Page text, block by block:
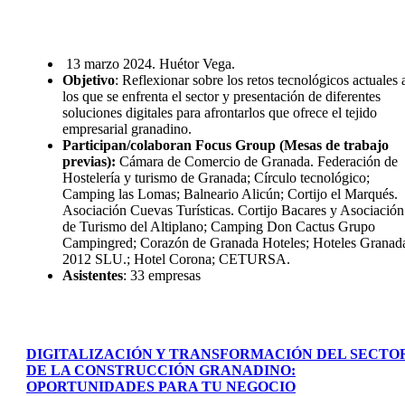
13 marzo 2024. Huétor Vega.
Objetivo: Reflexionar sobre los retos tecnológicos actuales
los que se enfrenta el sector y presentación de diferentes
soluciones digitales para afrontarlos que ofrece el tejido
empresarial granadino.
Participan/colaboran Focus Group (Mesas de trabajo
previas): Cámara de Comercio de Granada. Federación de
Hostelería y turismo de Granada; Círculo tecnológico;
Camping las Lomas; Balneario Alicún; Cortijo el Marqués.
Asociación Cuevas Turísticas. Cortijo Bacares y Asociación
de Turismo del Altiplano; Camping Don Cactus Grupo
Campingred; Corazón de Granada Hoteles; Hoteles
2012 SLU.; Hotel Corona; CETURSA.
Asistentes: 33 empresas
DIGITALIZACIÓN Y TRANSFORMACIÓN DEL
DE LA CONSTRUCCIÓN GRANADINO:
OPORTUNIDADES PARA TU NEGOCIO